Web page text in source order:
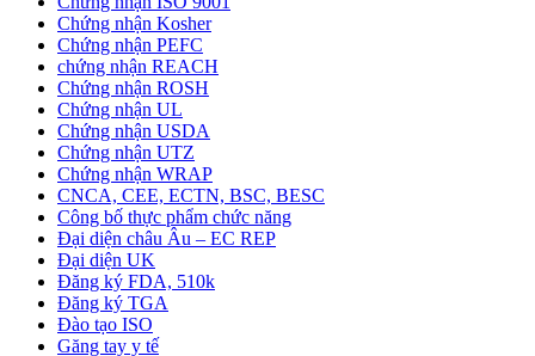
Chứng nhận Kosher
Chứng nhận PEFC
chứng nhận REACH
Chứng nhận ROSH
Chứng nhận UL
Chứng nhận USDA
Chứng nhận UTZ
Chứng nhận WRAP
CNCA, CEE, ECTN, BSC, BESC
Công bố thực phẩm chức năng
Đại diện châu Âu – EC REP
Đại diện UK
Đăng ký FDA, 510k
Đăng ký TGA
Đào tạo ISO
Găng tay y tế